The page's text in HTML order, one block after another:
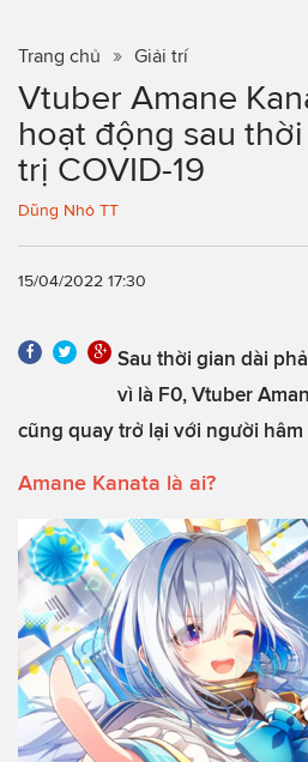
Trang chủ Giải trí
Vtuber Amane
hoạt động sau
trị COVID-19
Dũng Nhỏ TT
15/04/2022 17:30
Sau thời gian dài
vì là F0, Vtuber
cũng quay trở lại với người
Amane Kanata là ai?